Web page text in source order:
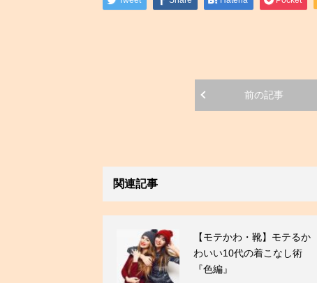
前の記事
関連記事
【モテかわ・靴】モテるか
わいい10代の着こなし術
『色編』